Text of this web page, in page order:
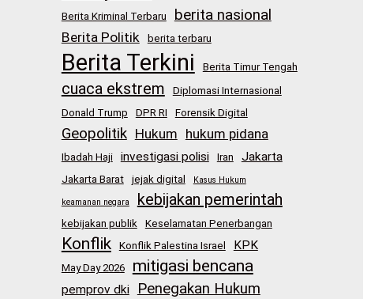
Berita Kriminal Terbaru berita nasional
Berita Politik berita terbaru
Berita Terkini Berita Timur Tengah
cuaca ekstrem
Diplomasi Internasional
Donald Trump
DPR RI Forensik Digital
Geopolitik Hukum hukum pidana
Ibadah Haji investigasi polisi Iran Jakarta
Jakarta Barat jejak digital Kasus Hukum
keamanan negara kebijakan pemerintah
kebijakan publik Keselamatan Penerbangan
Konflik Konflik Palestina Israel KPK
May Day 2026 mitigasi bencana
pemprov dki Penegakan Hukum